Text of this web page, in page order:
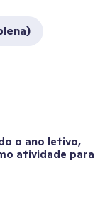
o ano letivo,
atividade para